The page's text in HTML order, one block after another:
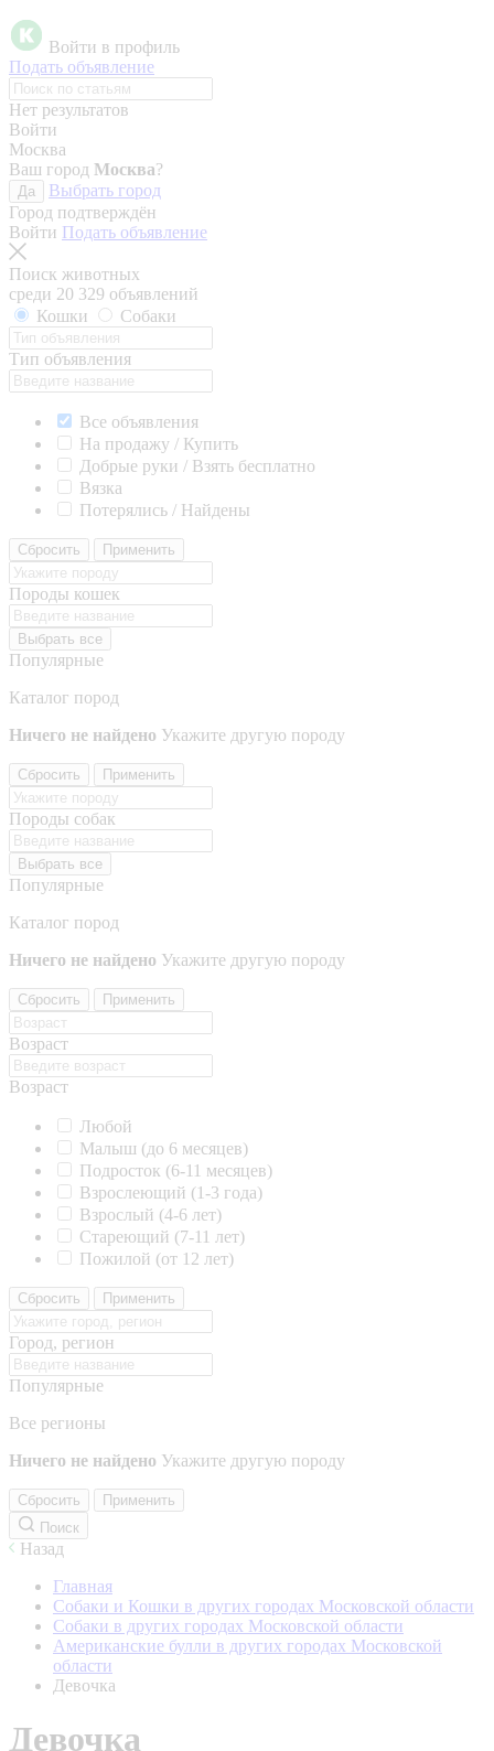
Войти в профиль
Подать объявление
Нет результатов
Войти
Москва
Ваш город Москва?
Да
Выбрать город
Город подтверждён
Войти Подать объявление
Поиск животных
среди 20 329 объявлений
Кошки
Собаки
Тип объявления
Все объявления
На продажу / Купить
Добрые руки / Взять бесплатно
Вязка
Потерялись / Найдены
Сбросить Применить
Породы кошек
Выбрать все
Популярные
Каталог пород
Ничего не найдено Укажите другую породу
Сбросить Применить
Породы собак
Выбрать все
Популярные
Каталог пород
Ничего не найдено Укажите другую породу
Сбросить Применить
Возраст
Возраст
Любой
Малыш (до 6 месяцев)
Подросток (6-11 месяцев)
Взрослеющий (1-3 года)
Взрослый (4-6 лет)
Стареющий (7-11 лет)
Пожилой (от 12 лет)
Сбросить Применить
Город, регион
Популярные
Все регионы
Ничего не найдено Укажите другую породу
Сбросить
Применить
Поиск
Назад
Главная
Собаки и Кошки в других городах Московской области
Собаки в других городах Московской области
Американские булли в других городах Московской
области
Девочка
Девочка